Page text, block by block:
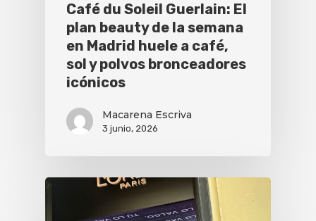
Café du Soleil Guerlain: El
plan beauty de la semana
en Madrid huele a café,
sol y polvos bronceadores
icónicos
Macarena Escriva
3 junio, 2026